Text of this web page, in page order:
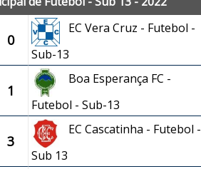
0
EC Vera Cruz - Futebol -
Sub-13
1
Boa Esperança FC -
Futebol - Sub-13
3
EC Cascatinha - Futebol -
Sub 13